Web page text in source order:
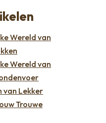
Wereld van
Wereld van
van Lekker
Trouwe